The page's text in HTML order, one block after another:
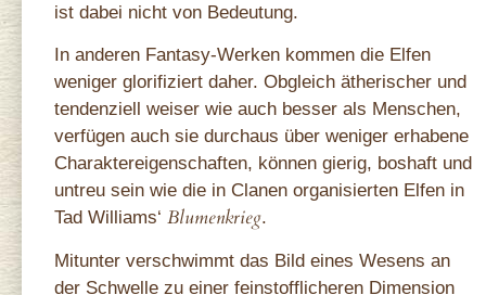
ist dabei nicht von Bedeutung.
In anderen Fantasy-Werken kommen die Elfen
weniger glorifiziert daher. Obgleich ätherischer und
tendenziell weiser wie auch besser als Menschen,
verfügen auch sie durchaus über weniger erhabene
Charaktereigenschaften, können gierig, boshaft und
untreu sein wie die in Clanen organisierten Elfen in
Tad Williams‘ Blumenkrieg.
Mitunter verschwimmt das Bild eines Wesens an
der Schwelle zu einer feinstofflicheren Dimension